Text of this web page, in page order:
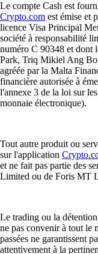
Le compte Cash est
Crypto.com est émise et
licence Visa Principal
société à responsabilité
numéro C 90348 et dont
Park, Triq Mikiel Ang
agréée par la Malta
financière autorisée à
l'annexe 3 de la loi sur
monnaie électronique).
Tout autre produit ou
sur l'application
et ne fait pas partie des
Limited ou de Foris MT
Le trading ou la
ne pas convenir à tout le
passées ne garantissent
attentivement à la